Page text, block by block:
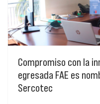
Compromiso con la
egresada FAE es
Sercotec